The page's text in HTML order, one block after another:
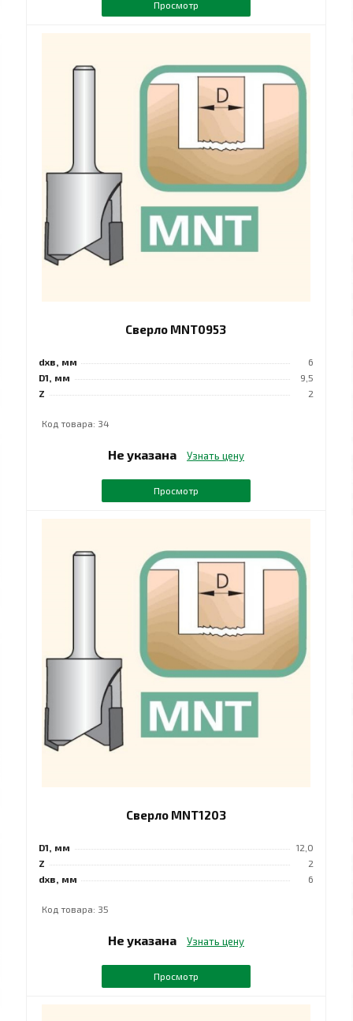
Просмотр
Сверло MNT0953
dхв, мм
6
D1, мм
9,5
Z
2
Код товара: 34
Не указана Узнать цену
Просмотр
Сверло MNT1203
D1, мм
12,0
Z
2
dхв, мм
6
Код товара: 35
Не указана Узнать цену
Просмотр